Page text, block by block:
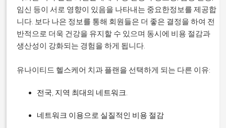
임신 등이 서로 영향이 있음을 나타내는 중요한정보를 제공합
니다. 보다 나은 정보를 통해 회원들은 더 좋은 결정을 하여 전
반적으로 더욱 건강을 유지할 수 있으며 동시에 비용 절감과
생산성이 강화되는 경험을 하게 됩니다.
유나이티드 헬스케어 치과 플랜을 선택하게 되는 다른 이유:
전국, 지역 최대의 네트워크.
네트워크 이용으로 실질적인 비용 절감